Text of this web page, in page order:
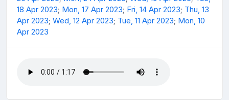
18 Apr 2023; Mon, 17 Apr 2023; Fri, 14 Apr 2023; Thu, 13
Apr 2023; Wed, 12 Apr 2023; Tue, 11 Apr 2023; Mon, 10
Apr 2023